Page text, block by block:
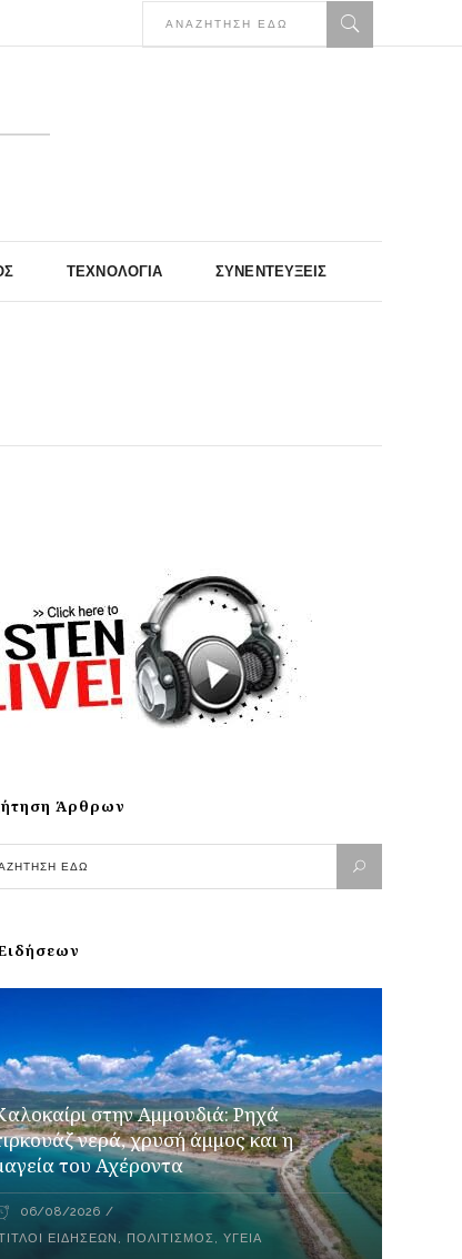
ΤΕΧΝΟΛΟΓΊΑ ΣΥΝΕΝΤΕΎΞΕΙΣ
Άρθρων
στην Αμμουδιά: Ρηχά
νερά, χρυσή άμμος και η
του Αχέροντα
06/08/2026
ΕΙΔΉΣΕΩΝ , ΠΟΛΙΤΙΣΜΌΣ,ΥΓΕΊΑ